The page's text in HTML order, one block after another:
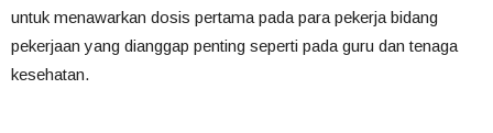
untuk menawarkan dosis pertama pada para pekerja bidang
pekerjaan yang dianggap penting seperti pada guru dan tenaga
kesehatan.